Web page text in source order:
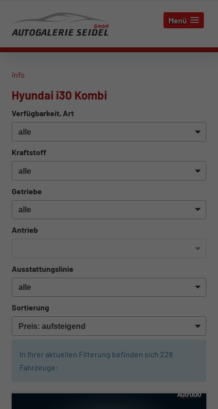
Menü
info
Hyundai i30 Kombi
Verfügbarkeit, Art
Kraftstoff
Getriebe
Antrieb
Ausstattungslinie
Sortierung
In Ihrer aktuellen Filterung befinden sich 228
Fahrzeuge:
ab 261,– € mtl.